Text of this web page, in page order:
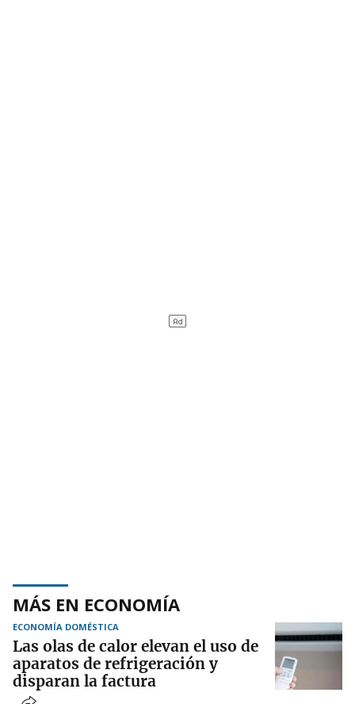
MÁS EN ECONOMÍA
ECONOMÍA DOMÉSTICA
Las olas de calor elevan el uso de
aparatos de refrigeración y
disparan la factura